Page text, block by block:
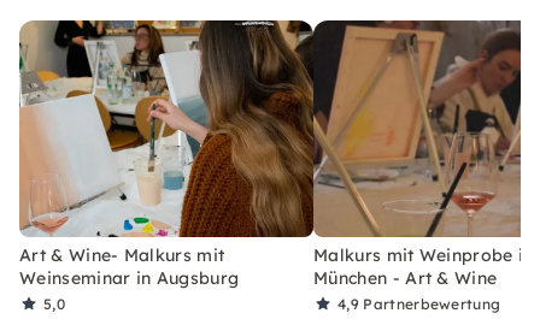
Art & Wine- Malkurs mit
Weinseminar in Augsburg
5,0
Malkurs mit Weinprobe in
München - Art & Wine
4,9 Partnerbewertung